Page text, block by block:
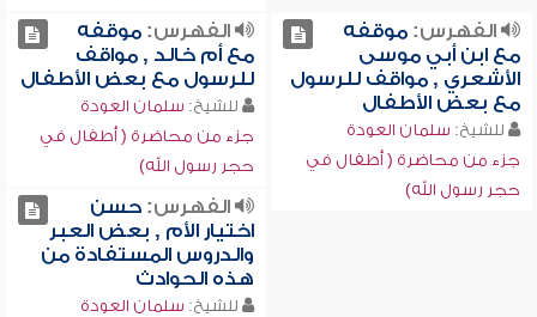
الفهرس:موقفه
مع ابن أبي موسى
الأشعري , مواقف للرسول
مع بعض الأطفال
للشيخ: سلمان العودة
جزء من محاضرة ( أطفال في
حجر رسول الله)
الفهرس:موقفه
مع أم خالد , مواقف
للرسول مع بعض الأطفال
للشيخ: سلمان العودة
جزء من محاضرة ( أطفال في
حجر رسول الله)
الفهرس:حسن
اختيار الأم , بعض العبر
والدروس المستفادة من
هذه الحوادث
للشيخ: سلمان العودة